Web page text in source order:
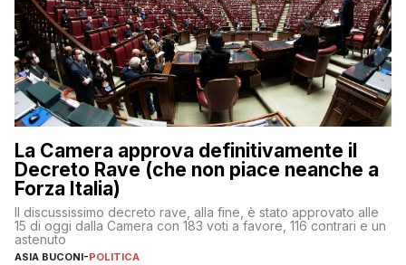
La Camera approva definitivamente il
Decreto Rave (che non piace neanche a
Forza Italia)
Il discussissimo decreto rave, alla fine, è stato approvato alle
15 di oggi dalla Camera con 183 voti a favore, 116 contrari e un
astenuto
ASIA BUCONI-POLITICA